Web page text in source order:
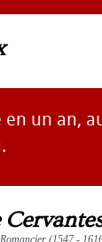
un an,
(1547 -